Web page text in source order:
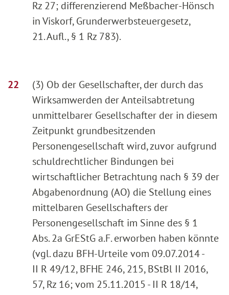
Rz 27; differenzierend Meßbacher-Hönsch
in Viskorf, Grunderwerbsteuergesetz,
21. Aufl., § 1 Rz 783).
(3) Ob der Gesellschafter, der durch das
Wirksamwerden der Anteilsabtretung
unmittelbarer Gesellschafter der in diesem
Zeitpunkt grundbesitzenden
Personengesellschaft wird, zuvor aufgrund
schuldrechtlicher Bindungen bei
wirtschaftlicher Betrachtung nach § 39 der
Abgabenordnung (AO) die Stellung eines
mittelbaren Gesellschafters der
Personengesellschaft im Sinne des § 1
Abs. 2a GrEStG a.F. erworben haben könnte
(vgl. dazu BFH-Urteile vom 09.07.2014 -
II R 49/12, BFHE 246, 215, BStBl II 2016,
57, Rz 16; vom 25.11.2015 - II R 18/14,